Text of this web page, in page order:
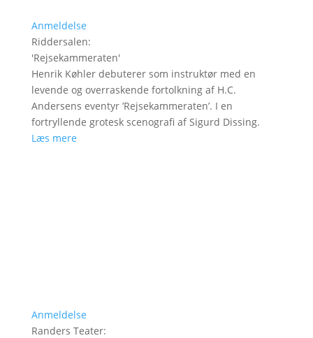
Anmeldelse
Riddersalen:
'Rejsekammeraten'
Henrik Køhler debuterer som instruktør med en
levende og overraskende fortolkning af H.C.
Andersens eventyr ’Rejsekammeraten’. I en
fortryllende grotesk scenografi af Sigurd Dissing.
Læs mere
Anmeldelse
Randers Teater: